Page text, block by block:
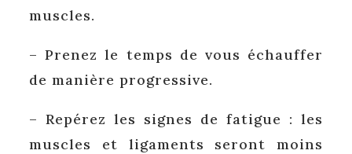
muscles.
– Prenez le temps de vous échauffer
de manière progressive.
– Repérez les signes de fatigue : les
muscles et ligaments seront moins